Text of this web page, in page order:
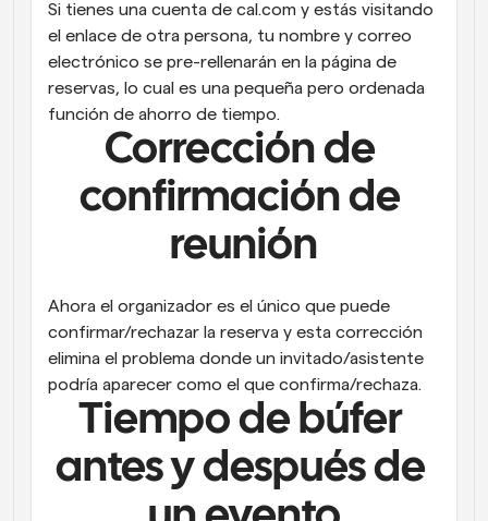
Si tienes una cuenta de cal.com y estás visitando
el enlace de otra persona, tu nombre y correo
electrónico se pre-rellenarán en la página de
reservas, lo cual es una pequeña pero ordenada
función de ahorro de tiempo.
Corrección de
confirmación de
reunión
Ahora el organizador es el único que puede
confirmar/rechazar la reserva y esta corrección
elimina el problema donde un invitado/asistente
podría aparecer como el que confirma/rechaza.
Tiempo de búfer
antes y después de